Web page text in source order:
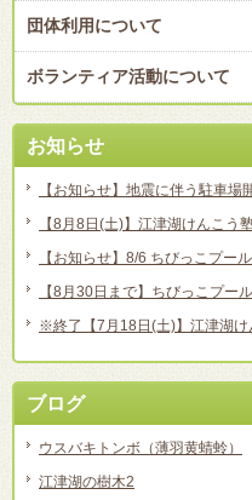
団体利用について
ボランティア活動について
お知らせ
【お知らせ】地震に伴う駐車
【8月8日(土)】江津湖けんこ
【お知らせ】8/6 ちびっこプー
【8月30日まで】ちびっこプー
※終了【7月18日(土)】江津湖
ブログ
ウスバキトンボ（薄羽黄蜻蛉）
江津湖の樹木2